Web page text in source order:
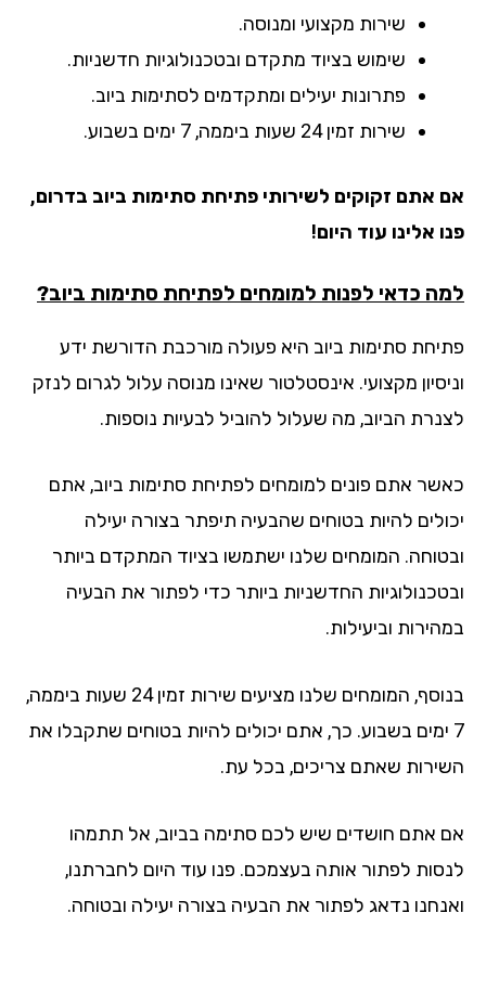
שירות מקצועי ומנוסה.
שימוש בציוד מתקדם ובטכנולוגיות חדשניות.
פתרונות יעילים ומתקדמים לסתימות ביוב.
שירות זמין 24 שעות ביממה, 7 ימים בשבוע.
אתם זקוקים לשירותי פתיחת סתימות ביוב בדרום,
אלינו עוד היום!
כדאי לפנות למומחים לפתיחת סתימות ביוב?
סתימות ביוב היא פעולה מורכבת הדורשת ידע
מקצועי. אינסטלטור שאינו מנוסה עלול לגרום לנזק
הביוב, מה שעלול להוביל לבעיות נוספות.
אתם פונים למומחים לפתיחת סתימות ביוב, אתם
להיות בטוחים שהבעיה תיפתר בצורה יעילה
המומחים שלנו ישתמשו בציוד המתקדם ביותר
החדשניות ביותר כדי לפתור את הבעיה
וביעילות.
בנוסף, המומחים שלנו מציעים שירות זמין 24 שעות ביממה,
ימים בשבוע. כך, אתם יכולים להיות בטוחים שתקבלו את
שאתם צריכים, בכל עת.
אתם חושדים שיש לכם סתימה בביוב, אל תתמהו
לפתור אותה בעצמכם. פנו עוד היום לחברתנו,
נדאג לפתור את הבעיה בצורה יעילה ובטוחה.